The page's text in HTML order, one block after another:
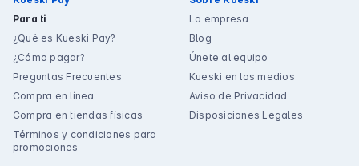
Para ti
¿Qué es Kueski Pay?
¿Cómo pagar?
Preguntas Frecuentes
Compra en línea
Compra en tiendas físicas
Términos y condiciones para
promociones
La empresa
Blog
Únete al equipo
Kueski en los medios
Aviso de Privacidad
Disposiciones Legales